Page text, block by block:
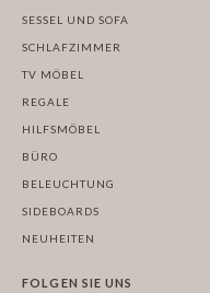
SESSEL UND SOFA
SCHLAFZIMMER
TV MÖBEL
REGALE
HILFSMÖBEL
BÜRO
BELEUCHTUNG
SIDEBOARDS
NEUHEITEN
FOLGEN SIE UNS